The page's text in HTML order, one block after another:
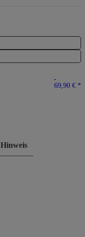
69,90 € *
Hinweis